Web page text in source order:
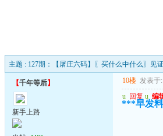
主题 : 127期：【屠庄六码】〖买什么中什么〗见
【千年等后】
新手上路
10楼 发表于:
u 回复 u 编
***早发